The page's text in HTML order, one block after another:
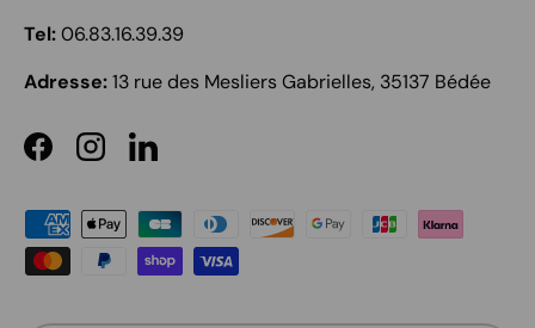
Tel:06.83.16.39.39
Adresse:13 rue des Mesliers Gabrielles, 35137 Bédée
FacebookInstagramLinkedIn
Moyens de paiement acceptés